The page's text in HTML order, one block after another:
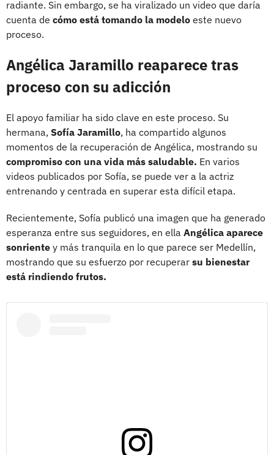
radiante. Sin embargo, se ha viralizado un video que daría
cuenta de cómo está tomando la modelo este nuevo
proceso.
Angélica Jaramillo reaparece tras
proceso con su adicción
El apoyo familiar ha sido clave en este proceso. Su
hermana, Sofía Jaramillo, ha compartido algunos
momentos de la recuperación de Angélica, mostrando su
compromiso con una vida más saludable. En varios
videos publicados por Sofía, se puede ver a la actriz
entrenando y centrada en superar esta difícil etapa.
Recientemente, Sofía publicó una imagen que ha generado
esperanza entre sus seguidores, en ella Angélica aparece
sonriente y más tranquila en lo que parece ser Medellín,
mostrando que su esfuerzo por recuperar su bienestar
está rindiendo frutos.